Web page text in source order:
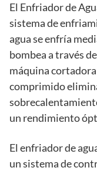
El Enfriador de
sistema de
agua se enfría
bombea a través
máquina
comprimido
un rendimiento
El enfriador de
un sistema de